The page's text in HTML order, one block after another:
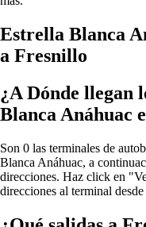
Estrella Blanca
a Fresnillo
¿A Dónde llegan
Blanca Anáhuac
Son 0 las terminales de
Blanca Anáhuac, a
direcciones. Haz click en
direcciones al terminal